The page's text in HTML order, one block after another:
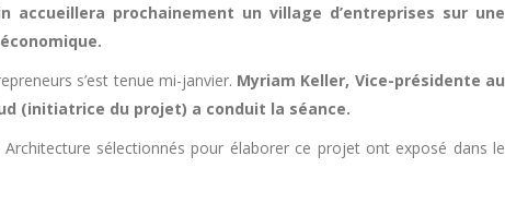
accueillera prochainement un village d’entreprises sur une
s’est tenue mi-janvier. Myriam Keller, Vice-présidente au
(initiatrice du projet) a conduit la séance.
sélectionnés pour élaborer ce projet ont exposé dans le